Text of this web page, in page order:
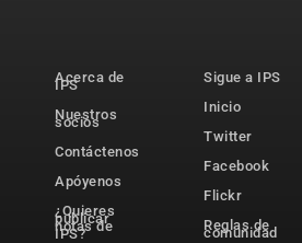
Acerca de
IPS
Nuestros
socios
Contáctenos
Apóyenos
¿Quieres
publicar
notas de
IPS?
Sigue a IPS
Inicio
Twitter
Facebook
Flickr
Reglas de
comunidad